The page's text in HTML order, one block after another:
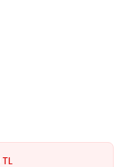
TL